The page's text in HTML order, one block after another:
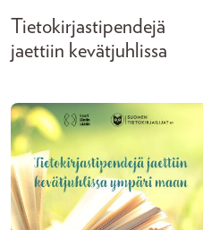
Tietokirjastipendejä
jaettiin kevätjuhlissa